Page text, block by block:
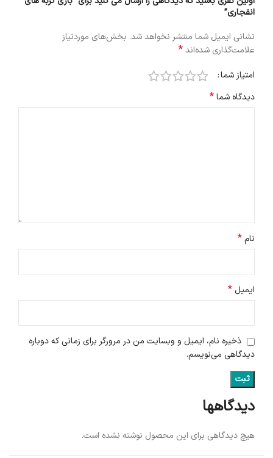
دیدگاهها
هیچ دیدگاهی برای این محصول نوشته نشده است.
انفجاری”
نشانی ایمیل شما منتشر نخواهد شد. بخش‌های موردنیاز
علامت‌گذاری شده‌اند*
امتیاز شما
دیدگاه شما*
نام*
ایمیل*
ذخیره نام، ایمیل و وبسایت من در مرورگر برای زمانی که دوباره
دیدگاهی می‌نویسم.